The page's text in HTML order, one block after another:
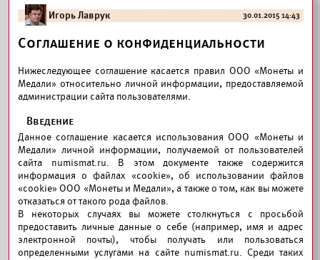
Игорь Лаврук 30.01.2015 14:43
Соглашение о конфиденциальности
Нижеследующее соглашение касается правил ООО «Монеты и
Медали» относительно личной информации, предоставляемой
администрации сайта пользователями.
Введение
Данное соглашение касается использования ООО «Монеты и
Медали» личной информации, получаемой от пользователей
сайта numismat.ru. В этом документе также содержится
информация о файлах «cookie», об использовании файлов
«cookie» ООО «Монеты и Медали», а также о том, как вы можете
отказаться от такого рода файлов.
В некоторых случаях вы можете столкнуться с просьбой
предоставить личные данные о себе (например, имя и адрес
электронной почты), чтобы получать или пользоваться
определенными услугами на сайте numismat.ru. Среди таких